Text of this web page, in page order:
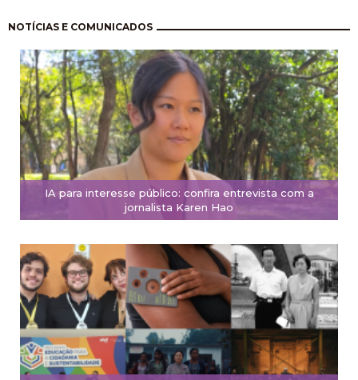
NOTÍCIAS E COMUNICADOS
IA para interesse público: confira entrevista com a
jornalista Karen Hao
Paginação